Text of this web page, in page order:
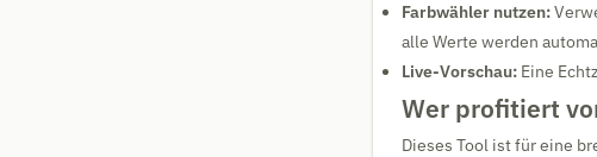
Farbwähler nutzen:
alle Werte werden
Live-Vorschau: Eine
Wer profitiert
Dieses Tool ist für eine